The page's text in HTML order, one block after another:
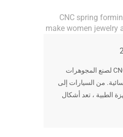
آلة تشكيل الربيع CNC لصنع المجوهرات
من السيارات إلى
الطبية ، تعد أشكال
على موثوقية